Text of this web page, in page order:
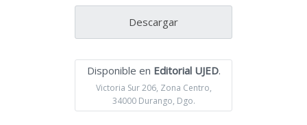
Descargar
Disponible en Editorial UJED.
Victoria Sur 206, Zona Centro,
34000 Durango, Dgo.